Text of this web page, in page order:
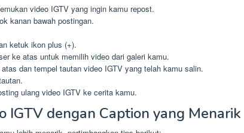
video IGTV yang ingin kamu repost.
kanan bawah postingan.
ketuk ikon plus (+).
ke atas untuk memilih video dari galeri kamu.
dan tempel tautan video IGTV yang telah kamu salin.
ulang video IGTV ke cerita kamu.
IGTV dengan Caption yang Menarik